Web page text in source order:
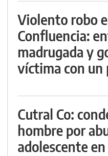
Violento robo
Confluencia:
madrugada y
víctima con un
Cutral Co:
hombre por
adolescente